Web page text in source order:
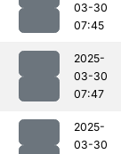
03-30
07:45
2025-
03-30
07:47
2025-
03-30